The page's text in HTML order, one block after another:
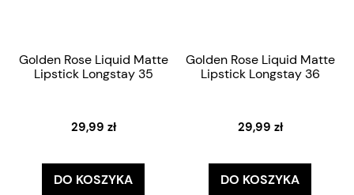
Golden Rose Liquid Matte
Lipstick Longstay 35
29,99 zł
DO KOSZYKA
Golden Rose Liquid Matte
Lipstick Longstay 36
29,99 zł
DO KOSZYKA